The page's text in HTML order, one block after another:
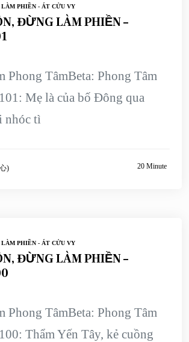
PHIỀN - ÁT CỬU VY
ĐỪNG LÀM PHIỀN –
Phong TâmBeta: Phong Tâm
Mẹ là của bố Đông qua
nhóc tì
) 20 Minute
PHIỀN - ÁT CỬU VY
ĐỪNG LÀM PHIỀN –
Phong TâmBeta: Phong Tâm
Thẩm Yến Tây, kẻ cuồng